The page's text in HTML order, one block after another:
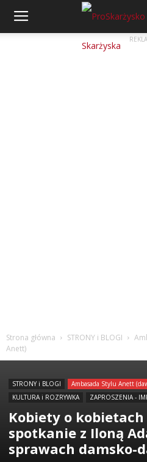
Strona główna STRONY i BLOGI
Anett)
STRONY i BLOGI Ambasada Stylu Anett
KULTURA i ROZRYWKA
ZAPROSZENIA -
Kobiety o kobietach
spotkanie z Iloną
sprawach damsko-